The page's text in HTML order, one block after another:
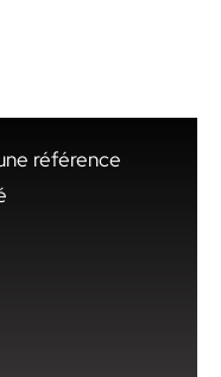
référence